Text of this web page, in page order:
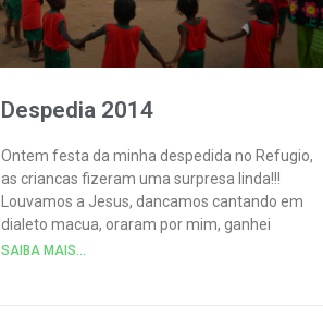
Despedia 2014
Ontem festa da minha despedida no Refugio,
as criancas fizeram uma surpresa linda!!!
Louvamos a Jesus, dancamos cantando em
dialeto macua, oraram por mim, ganhei
SAIBA MAIS...